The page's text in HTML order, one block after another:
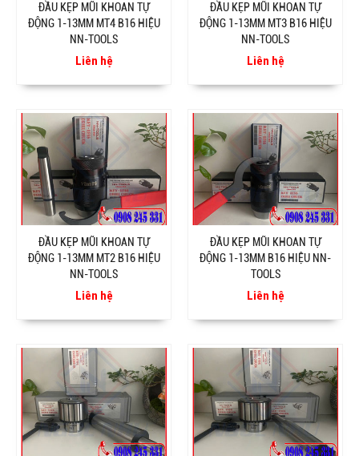
ĐẦU KẸP MŨI KHOAN TỰ
ĐỘNG 1-13MM MT4 B16 HIỆU
NN-TOOLS
Liên hệ
ĐẦU KẸP MŨI KHOAN TỰ
ĐỘNG 1-13MM MT3 B16 HIỆU
NN-TOOLS
Liên hệ
ĐẦU KẸP MŨI KHOAN TỰ
ĐỘNG 1-13MM MT2 B16 HIỆU
NN-TOOLS
Liên hệ
ĐẦU KẸP MŨI KHOAN TỰ
ĐỘNG 1-13MM B16 HIỆU NN-
TOOLS
Liên hệ